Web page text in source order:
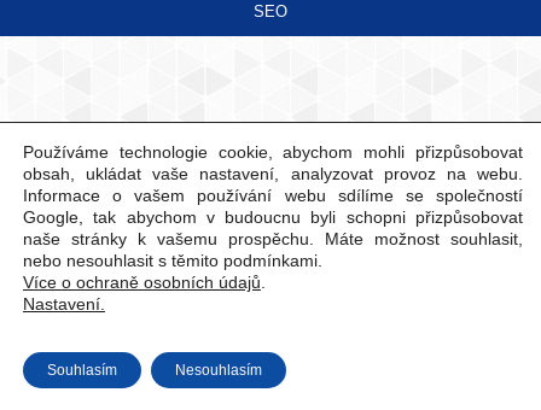
SEO
Používáme technologie cookie, abychom mohli přizpůsobovat
obsah, ukládat vaše nastavení, analyzovat provoz na webu.
Informace o vašem používání webu sdílíme se společností
Google, tak abychom v budoucnu byli schopni přizpůsobovat
naše stránky k vašemu prospěchu. Máte možnost souhlasit,
nebo nesouhlasit s těmito podmínkami.
Více o ochraně osobních údajů
Nastavení.
Souhlasím Nesouhlasím